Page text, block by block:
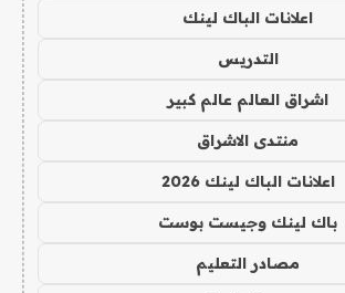
اعلانات الباك لينك
التدريس
اشراق العالم عالم كبير
منتدى الاشراق
اعلانات الباك لينك 2026
باك لينك وجيست بوست
مصادر التعليم